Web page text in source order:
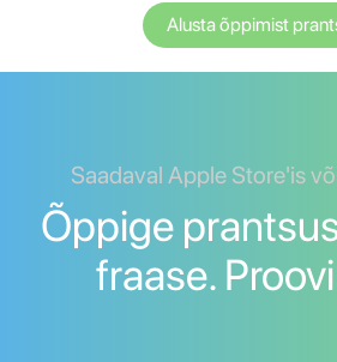
Alusta õppimist
Saadaval Apple Store'is
Õppige
fraase.